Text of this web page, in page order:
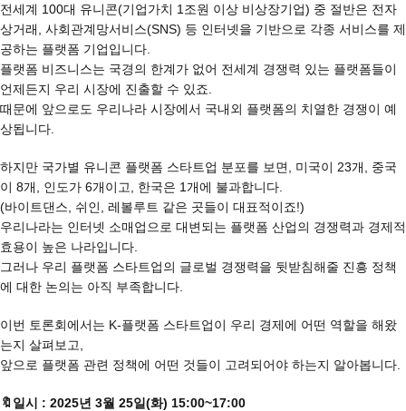
전세계 100대 유니콘(기업가치 1조원 이상 비상장기업) 중 절반은 전자
상거래, 사회관계망서비스(SNS) 등 인터넷을 기반으로 각종 서비스를 제
공하는 플랫폼 기업입니다.
플랫폼 비즈니스는 국경의 한계가 없어 전세계 경쟁력 있는 플랫폼들이
언제든지 우리 시장에 진출할 수 있죠.
때문에 앞으로도 우리나라 시장에서 국내외 플랫폼의 치열한 경쟁이 예
상됩니다.
하지만 국가별 유니콘 플랫폼 스타트업 분포를 보면, 미국이 23개, 중국
이 8개, 인도가 6개이고, 한국은 1개에 불과합니다.
(바이트댄스, 쉬인, 레볼루트 같은 곳들이 대표적이죠!)
우리나라는 인터넷 소매업으로 대변되는 플랫폼 산업의 경쟁력과 경제적
효용이 높은 나라입니다.
그러나 우리 플랫폼 스타트업의 글로벌 경쟁력을 뒷받침해줄 진흥 정책
에 대한 논의는 아직 부족합니다.
이번 토론회에서는 K-플랫폼 스타트업이 우리 경제에 어떤 역할을 해왔
는지 살펴보고,
앞으로 플랫폼 관련 정책에 어떤 것들이 고려되어야 하는지 알아봅니다.
🔖 일시 : 2025년 3월 25일(화) 15:00~17:00